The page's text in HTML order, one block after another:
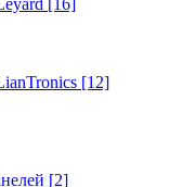
[16]
[12]
[2]